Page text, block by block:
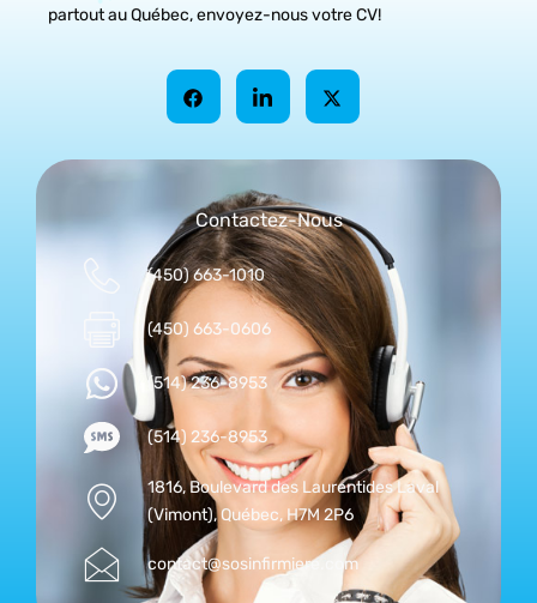
partout au Québec, envoyez-nous votre CV!
Contactez-Nous
(450) 663-1010
(450) 663-0606
(514) 236-8953
(514) 236-8953
1816, Boulevard des Laurentides Laval
(Vimont), Québec, H7M 2P6
contact@sosinfirmiere.com